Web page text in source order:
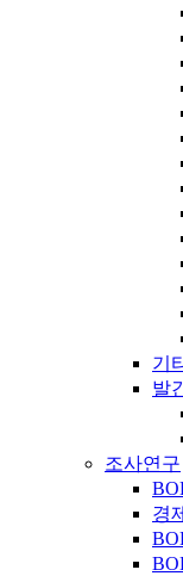
기
발
조사연구
경